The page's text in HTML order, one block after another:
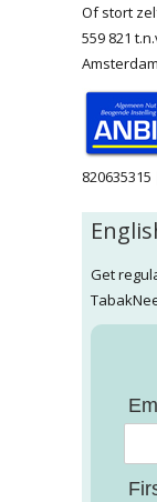
Of stort
559 821
820635315
Get